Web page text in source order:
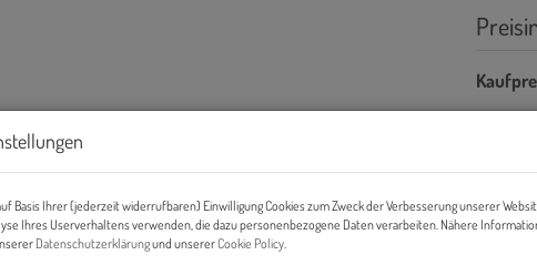
Basis Ihrer (jederzeit widerrufbaren) Einwilligung Cookies zum Zweck der Verbesserung unserer
Ihres Userverhaltens verwenden, die dazu personenbezogene Daten verarbeiten. Nähere
Datenschutzerklärungund unsererCookie Policy.